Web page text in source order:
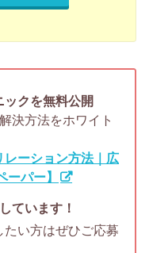
ックを無料公開
決方法をホワイト
ーション方法｜広
パー】
ています！
い方はぜひご応募